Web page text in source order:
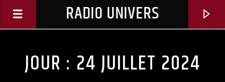
RADIO UNIVERS
JOUR : 24 JUILLET 2024